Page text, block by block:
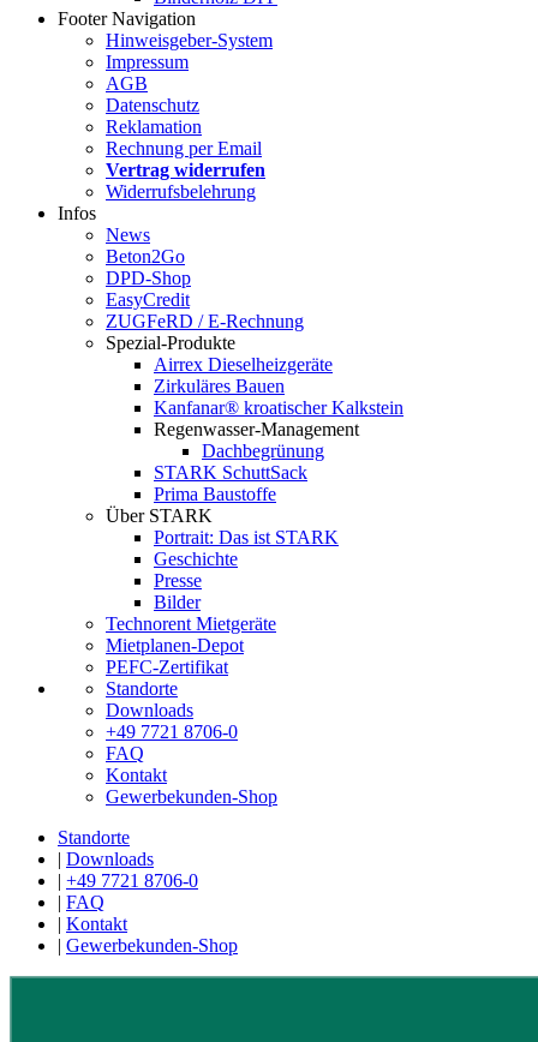
Footer Navigation
Hinweisgeber-System
Impressum
AGB
Datenschutz
Reklamation
Rechnung per Email
Vertrag widerrufen
Widerrufsbelehrung
Infos
News
Beton2Go
DPD-Shop
EasyCredit
ZUGFeRD / E-Rechnung
Spezial-Produkte
Airrex Dieselheizgeräte
Zirkuläres Bauen
Kanfanar® kroatischer Kalkstein
Regenwasser-Management
Dachbegrünung
STARK SchuttSack
Prima Baustoffe
Über STARK
Portrait: Das ist STARK
Geschichte
Presse
Bilder
Technorent Mietgeräte
Mietplanen-Depot
PEFC-Zertifikat
Standorte
Downloads
+49 7721 8706-0
FAQ
Kontakt
Gewerbekunden-Shop
Standorte
| Downloads
| +49 7721 8706-0
| FAQ
| Kontakt
| Gewerbekunden-Shop